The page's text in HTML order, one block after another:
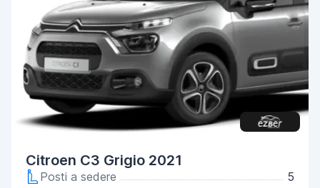
Citroen C3 Grigio 2021
Posti a sedere
5